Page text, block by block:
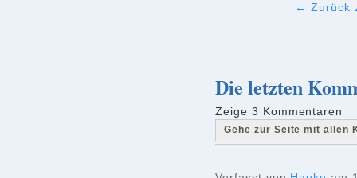
← Zurück
Die letzten
Zeige 3 Kommentaren
Gehe zur Seite mit allen